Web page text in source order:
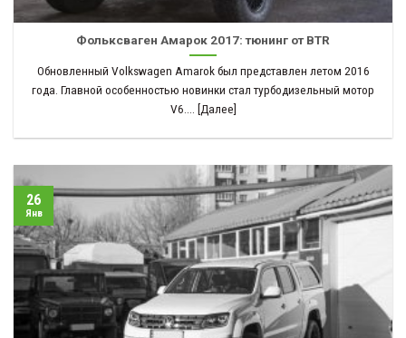
Фольксваген Амарок 2017: тюнинг от BTR
Обновленный Volkswagen Amarok был представлен летом 2016
года. Главной особенностью новинки стал турбодизельный мотор
V6.... [Далее]
26
Янв